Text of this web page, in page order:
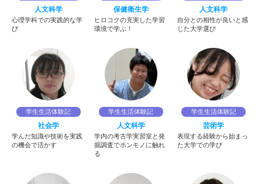
人文科学
心理学科での実践的な学
び
保健衛生学
ヒロコクの充実した学習
環境で学ぶ！
人文科学
自分との相性が良いと感
じた大学選び
学生生活体験記
社会学
学んだ知識や技術を実践
の機会で活かす
学生生活体験記
人文科学
学内の考古学実習室と発
掘調査でホンモノに触れ
る
学生生活体験記
芸術学
表現する経験から始まっ
た大学での学び